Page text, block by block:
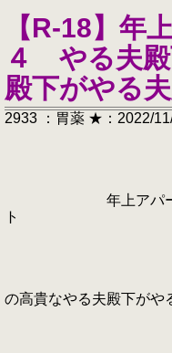
【R-18】年
４ やる夫殿
殿下がやる
2933 ：胃薬 ★：2022/
年上アパ
や
の高貴なやる夫殿下がや